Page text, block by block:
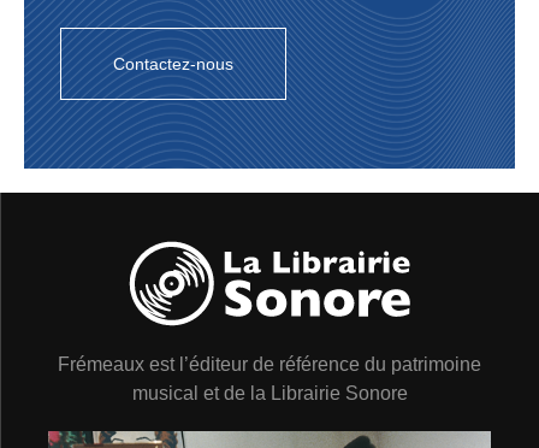
Contactez-nous
Frémeaux est l’éditeur de référence du patrimoine
musical et de la Librairie Sonore